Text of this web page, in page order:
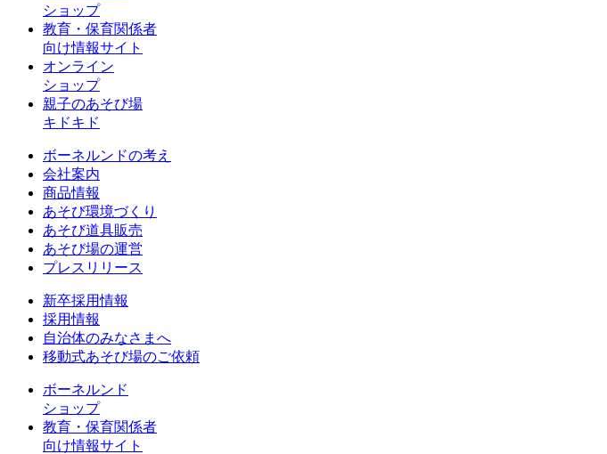
ショップ
教育・保育関係者
向け情報サイト
オンライン
ショップ
親子のあそび場
キドキド
ボーネルンドの考え
会社案内
商品情報
あそび環境づくり
あそび道具販売
あそび場の運営
プレスリリース
新卒採用情報
採用情報
自治体のみなさまへ
移動式あそび場のご依頼
ボーネルンド
ショップ
教育・保育関係者
向け情報サイト